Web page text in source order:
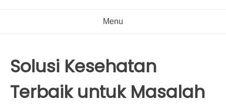
Menu
Solusi Kesehatan
Terbaik untuk Masalah